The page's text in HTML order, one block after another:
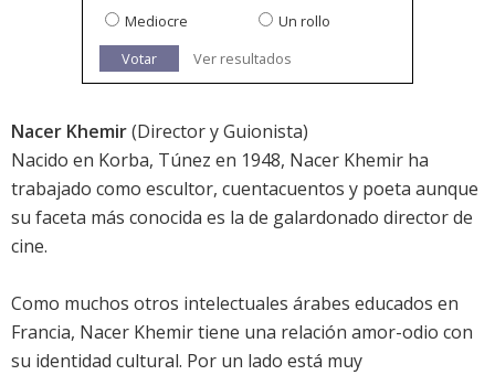
Mediocre
Un rollo
Votar
Ver resultados
Nacer Khemir(Director y Guionista)
Nacido en Korba, Túnez en 1948, Nacer Khemir ha
trabajado como escultor, cuentacuentos y poeta aunque
su faceta más conocida es la de galardonado director de
cine.
Como muchos otros intelectuales árabes educados en
Francia, Nacer Khemir tiene una relación amor-odio con
su identidad cultural. Por un lado está muy